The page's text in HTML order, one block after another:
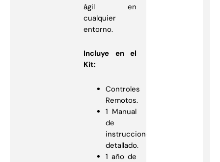
ágil en
cualquier
entorno.
Incluye en el
Kit:
Controles
Remotos.
1 Manual
de
instrucciones
detallado.
1 año de